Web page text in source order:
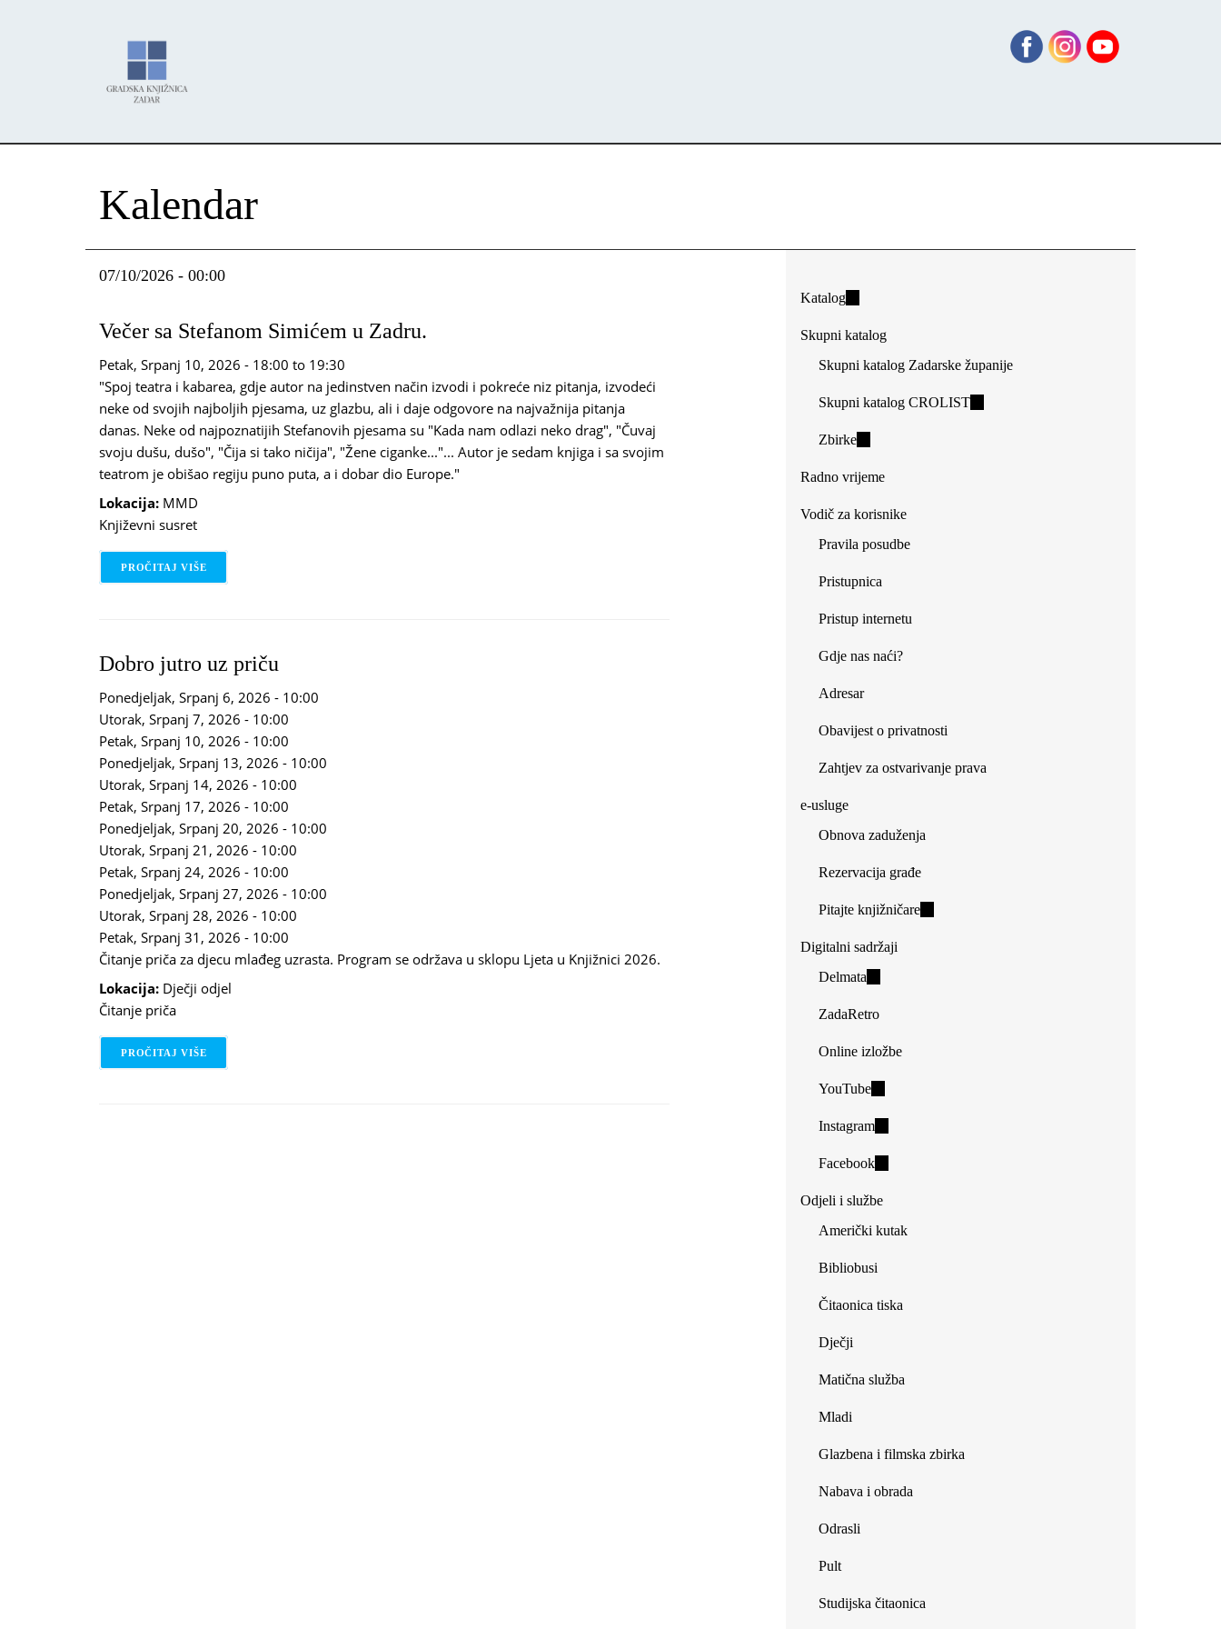
Kalendar
07/10/2026 - 00:00
Večer sa Stefanom Simićem u Zadru.
Petak, Srpanj 10, 2026 - 18:00 to 19:30
"Spoj teatra i kabarea, gdje autor na jedinstven način izvodi i pokreće niz pitanja, izvodeći
neke od svojih najboljih pjesama, uz glazbu, ali i daje odgovore na najvažnija pitanja
danas. Neke od najpoznatijih Stefanovih pjesama su "Kada nam odlazi neko drag", "Čuvaj
svoju dušu, dušo", "Čija si tako ničija", "Žene ciganke..."... Autor je sedam knjiga i sa svojim
teatrom je obišao regiju puno puta, a i dobar dio Europe."
Lokacija: MMD
Književni susret
PROČITAJ VIŠE
Dobro jutro uz priču
Ponedjeljak, Srpanj 6, 2026 - 10:00
Utorak, Srpanj 7, 2026 - 10:00
Petak, Srpanj 10, 2026 - 10:00
Ponedjeljak, Srpanj 13, 2026 - 10:00
Utorak, Srpanj 14, 2026 - 10:00
Petak, Srpanj 17, 2026 - 10:00
Ponedjeljak, Srpanj 20, 2026 - 10:00
Utorak, Srpanj 21, 2026 - 10:00
Petak, Srpanj 24, 2026 - 10:00
Ponedjeljak, Srpanj 27, 2026 - 10:00
Utorak, Srpanj 28, 2026 - 10:00
Petak, Srpanj 31, 2026 - 10:00
Čitanje priča za djecu mlađeg uzrasta. Program se održava u sklopu Ljeta u Knjižnici 2026.
Lokacija: Dječji odjel
Čitanje priča
PROČITAJ VIŠE
Katalog(link
external)
Skupni katalog
Skupni katalog Zadarske županije
Skupni katalog CROLIST(link
Zbirke(link
external)
Radno vrijeme
Vodič za korisnike
Pravila posudbe
Pristupnica
Pristup internetu
Gdje nas naći?
Adresar
Obavijest o privatnosti
Zahtjev za ostvarivanje prava
e-usluge
Obnova zaduženja
Rezervacija građe
Pitajte knjižničare(link
Digitalni sadržaji
Delmata
external)
ZadaRetro
Online izložbe
YouTube(link
external)
Instagram(link
external)
Facebook(link
external)
Odjeli i službe
Američki kutak
Bibliobusi
Čitaonica tiska
Dječji
Matična služba
Mladi
Glazbena i filmska zbirka
Nabava i obrada
Odrasli
Pult
Studijska čitaonica